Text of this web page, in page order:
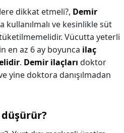
dikkat etmeli?, Demir
kullanılmalı ve kesinlikle süt
Vücutta yeterli
en az 6 ay boyunca ilaç
. Demir ilaçları doktor
yine doktora danışılmadan